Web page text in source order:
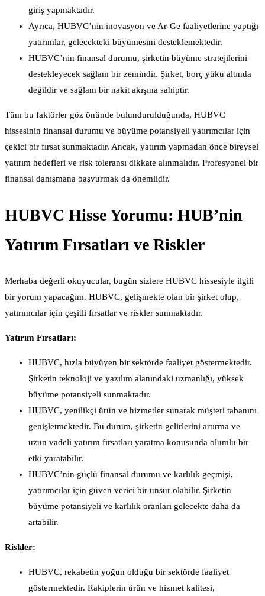
giriş yapmaktadır.
Ayrıca, HUBVC’nin inovasyon ve Ar-Ge faaliyetlerine yaptığı
yatırımlar, gelecekteki büyümesini desteklemektedir.
HUBVC’nin finansal durumu, şirketin büyüme stratejilerini
destekleyecek sağlam bir zemindir. Şirket, borç yükü altında
değildir ve sağlam bir nakit akışına sahiptir.
Tüm bu faktörler göz önünde bulundurulduğunda, HUBVC
hissesinin finansal durumu ve büyüme potansiyeli yatırımcılar için
çekici bir fırsat sunmaktadır. Ancak, yatırım yapmadan önce bireysel
yatırım hedefleri ve risk toleransı dikkate alınmalıdır. Profesyonel bir
finansal danışmana başvurmak da önemlidir.
HUBVC Hisse Yorumu: HUB’nin
Yatırım Fırsatları ve Riskler
Merhaba değerli okuyucular, bugün sizlere HUBVC hissesiyle ilgili
bir yorum yapacağım. HUBVC, gelişmekte olan bir şirket olup,
yatırımcılar için çeşitli fırsatlar ve riskler sunmaktadır.
Yatırım Fırsatları:
HUBVC, hızla büyüyen bir sektörde faaliyet göstermektedir.
Şirketin teknoloji ve yazılım alanındaki uzmanlığı, yüksek
büyüme potansiyeli sunmaktadır.
HUBVC, yenilikçi ürün ve hizmetler sunarak müşteri tabanını
genişletmektedir. Bu durum, şirketin gelirlerini artırma ve
uzun vadeli yatırım fırsatları yaratma konusunda olumlu bir
etki yaratabilir.
HUBVC’nin güçlü finansal durumu ve karlılık geçmişi,
yatırımcılar için güven verici bir unsur olabilir. Şirketin
büyüme potansiyeli ve karlılık oranları gelecekte daha da
artabilir.
Riskler:
HUBVC, rekabetin yoğun olduğu bir sektörde faaliyet
göstermektedir. Rakiplerin ürün ve hizmet kalitesi,